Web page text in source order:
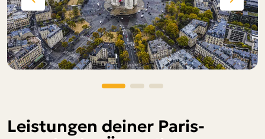
Leistungen deiner Paris-